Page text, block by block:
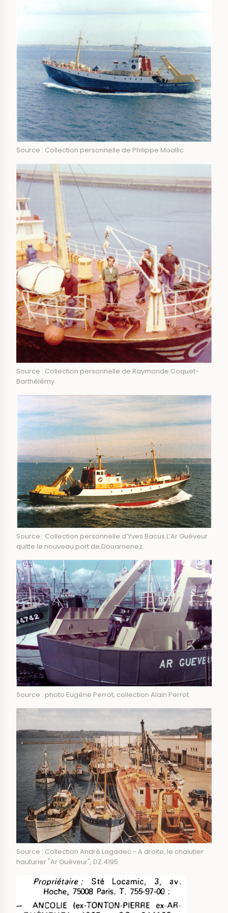
Source : Collection personnelle de Philippe Moallic.
Source : Collection personnelle de Raymonde Coquet-
Barthélémy.
Source : Collection personnelle d’Yves Bacus.L’Ar Guéveur
quitte le nouveau port de Douarnenez.
Source : photo Eugène Perrot, collection Alain Perrot
Source : Collection André Lagadec - A droite, le chalutier
hauturier "Ar Guéveur", DZ 4195